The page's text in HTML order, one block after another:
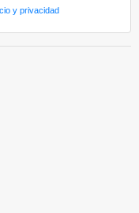
y privacidad